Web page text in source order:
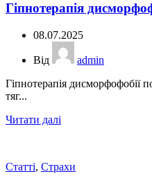
Гіпнотерапія
08.07.2025
Від
admin
Гіпнотерапія дисморфофобії
тяг...
Читати далі
Статті, Страхи